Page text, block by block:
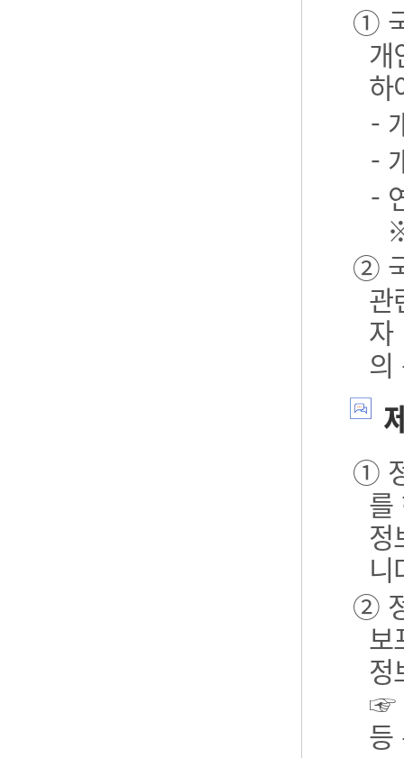
①
개
하
-
-
-
②
관
자
의
①
를
정
니
②
정
☞
등